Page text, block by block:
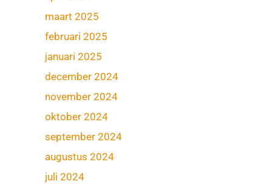
maart 2025
februari 2025
januari 2025
december 2024
november 2024
oktober 2024
september 2024
augustus 2024
juli 2024